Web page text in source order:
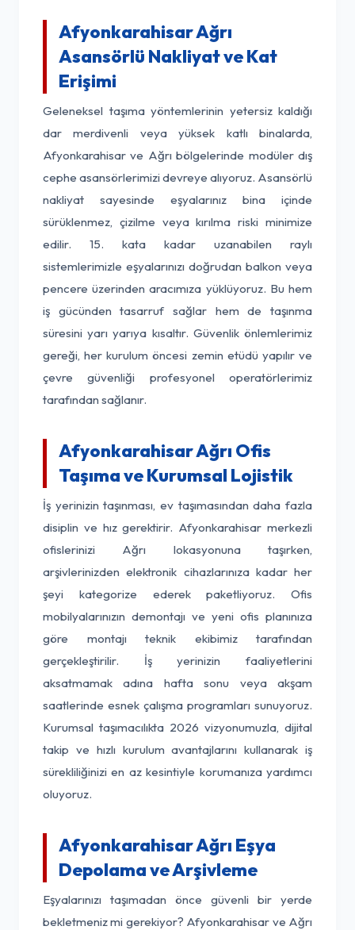
Afyonkarahisar Ağrı
Asansörlü Nakliyat ve Kat
Erişimi
Geleneksel taşıma yöntemlerinin yetersiz kaldığı
dar merdivenli veya yüksek katlı binalarda,
Afyonkarahisar ve Ağrı bölgelerinde modüler dış
cephe asansörlerimizi devreye alıyoruz. Asansörlü
nakliyat sayesinde eşyalarınız bina içinde
sürüklenmez, çizilme veya kırılma riski minimize
edilir. 15. kata kadar uzanabilen raylı
sistemlerimizle eşyalarınızı doğrudan balkon veya
pencere üzerinden aracımıza yüklüyoruz. Bu hem
iş gücünden tasarruf sağlar hem de taşınma
süresini yarı yarıya kısaltır. Güvenlik önlemlerimiz
gereği, her kurulum öncesi zemin etüdü yapılır ve
çevre güvenliği profesyonel operatörlerimiz
tarafından sağlanır.
Afyonkarahisar Ağrı Ofis
Taşıma ve Kurumsal Lojistik
İş yerinizin taşınması, ev taşımasından daha fazla
disiplin ve hız gerektirir. Afyonkarahisar merkezli
ofislerinizi Ağrı lokasyonuna taşırken,
arşivlerinizden elektronik cihazlarınıza kadar her
şeyi kategorize ederek paketliyoruz. Ofis
mobilyalarınızın demontajı ve yeni ofis planınıza
göre montajı teknik ekibimiz tarafından
gerçekleştirilir. İş yerinizin faaliyetlerini
aksatmamak adına hafta sonu veya akşam
saatlerinde esnek çalışma programları sunuyoruz.
Kurumsal taşımacılıkta 2026 vizyonumuzla, dijital
takip ve hızlı kurulum avantajlarını kullanarak iş
sürekliliğinizi en az kesintiyle korumanıza yardımcı
oluyoruz.
Afyonkarahisar Ağrı Eşya
Depolama ve Arşivleme
Eşyalarınızı taşımadan önce güvenli bir yerde
bekletmeniz mi gerekiyor? Afyonkarahisar ve Ağrı